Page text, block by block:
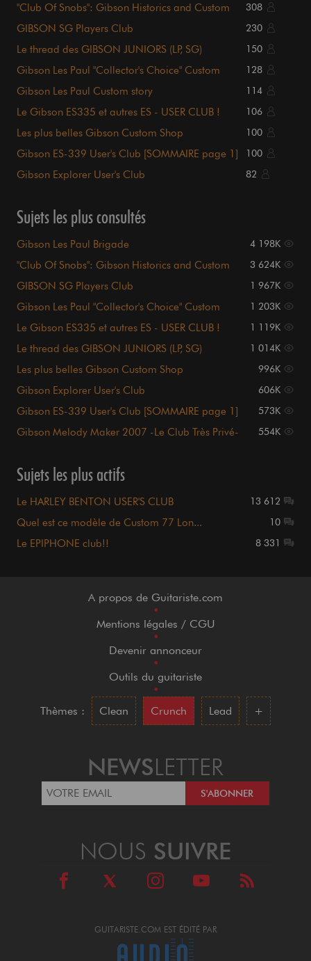
"Club Of Snobs": Gibson Historics and Custom
308
GIBSON SG Players Club 230
Le thread des GIBSON JUNIORS (LP, SG) 150
Gibson Les Paul "Collector's Choice" Custom
128
Gibson Les Paul Custom story 114
Le Gibson ES335 et autres ES - USER CLUB ! 106
Les plus belles Gibson Custom Shop 100
Gibson ES-339 User's Club [SOMMAIRE page 1] 100
Gibson Explorer User's Club 82
Sujets les plus consultés
Gibson Les Paul Brigade 4 198K
"Club Of Snobs": Gibson Historics and Custom
3 624K
GIBSON SG Players Club 1 967K
Gibson Les Paul "Collector's Choice" Custom
1 203K
Le Gibson ES335 et autres ES - USER CLUB ! 1 119K
Le thread des GIBSON JUNIORS (LP, SG) 1 014K
Les plus belles Gibson Custom Shop 996K
Gibson Explorer User's Club 606K
Gibson ES-339 User's Club [SOMMAIRE page 1] 573K
Gibson Melody Maker 2007 -Le Club Très Privé- 554K
Sujets les plus actifs
Le HARLEY BENTON USER'S CLUB 13 612
Quel est ce modèle de Custom 77 Lon... 10
Le EPIPHONE club!! 8 331
A propos de Guitariste.com
•
Mentions légales / CGU
•
Devenir annonceur
•
Outils du guitariste
•
Thèmes :
Clean Crunch Lead +
NEWSLETTER
GUITARISTE.COM EST ÉDITÉ PAR
NOUS SUIVRE